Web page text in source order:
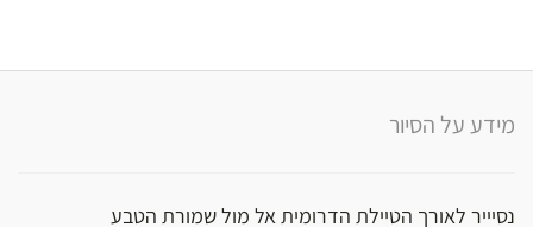
מידע על הסיור
נסיייר לאורך הטיילת הדרומית אל מול שמורת הטבע